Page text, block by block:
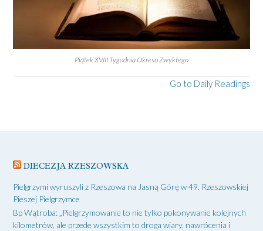
Piątek XVIII Tygodnia Okresu Zwykłego
Go to Daily Readings
DIECEZJA RZESZOWSKA
Pielgrzymi wyruszyli z Rzeszowa na Jasną Górę w 49. Rzeszowskiej
Pieszej Pielgrzymce
Bp Wątroba: „Pielgrzymowanie to nie tylko pokonywanie kolejnych
kilometrów, ale przede wszystkim to droga wiary, nawrócenia i